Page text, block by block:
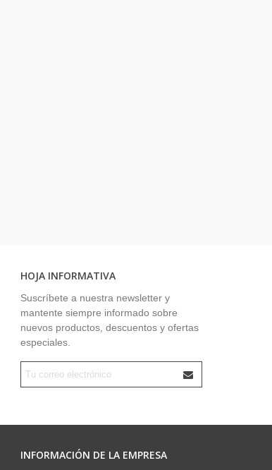
HOJA INFORMATIVA
Suscríbete a nuestra newsletter y
mantente siempre informado sobre
nuevos productos, descuentos y ofertas
especiales.
INFORMACIÓN DE LA EMPRESA